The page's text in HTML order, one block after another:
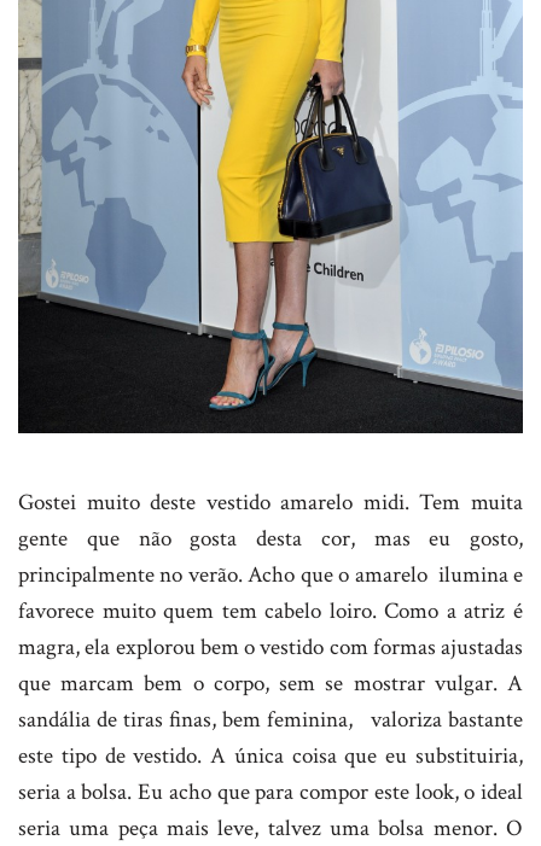
Gostei muito deste vestido amarelo midi. Tem muita
gente que não gosta desta cor, mas eu gosto,
principalmente no verão. Acho que o amarelo ilumina e
favorece muito quem tem cabelo loiro. Como a atriz é
magra, ela explorou bem o vestido com formas ajustadas
que marcam bem o corpo, sem se mostrar vulgar. A
sandália de tiras finas, bem feminina, valoriza bastante
este tipo de vestido. A única coisa que eu substituiria,
seria a bolsa. Eu acho que para compor este look, o ideal
seria uma peça mais leve, talvez uma bolsa menor. O